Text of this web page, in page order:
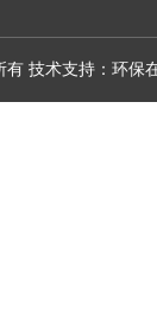
技术支持： 环保